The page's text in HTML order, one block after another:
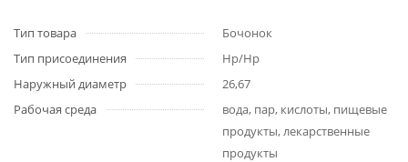
Тип товара
Бочонок
Тип присоединения
Нр/Нр
Наружный диаметр
26,67
Рабочая среда
вода, пар, кислоты, пищевые
продукты, лекарственные
продукты